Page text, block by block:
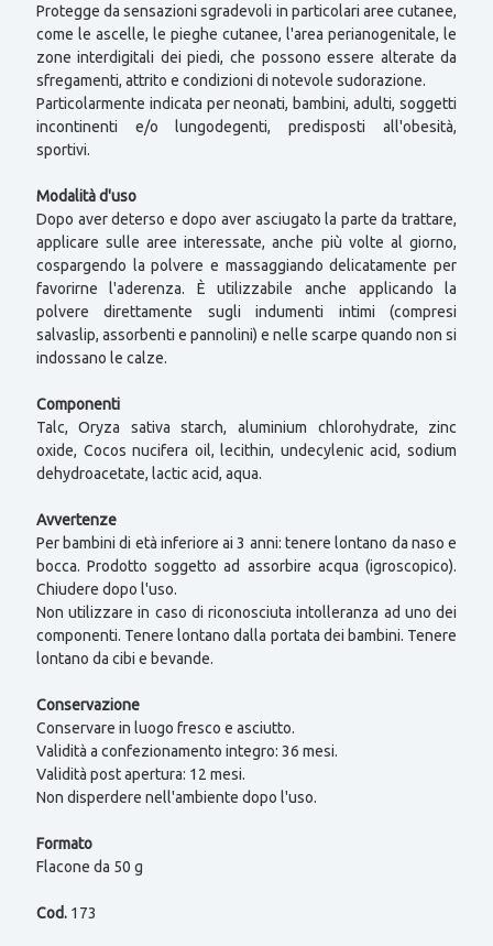
Protegge da sensazioni sgradevoli in particolari aree cutanee,
come le ascelle, le pieghe cutanee, l'area perianogenitale, le
zone interdigitali dei piedi, che possono essere alterate da
sfregamenti, attrito e condizioni di notevole sudorazione.
Particolarmente indicata per neonati, bambini, adulti, soggetti
incontinenti e/o lungodegenti, predisposti all'obesità,
sportivi.
Modalità d'uso
Dopo aver deterso e dopo aver asciugato la parte da trattare,
applicare sulle aree interessate, anche più volte al giorno,
cospargendo la polvere e massaggiando delicatamente per
favorirne l'aderenza. È utilizzabile anche applicando la
polvere direttamente sugli indumenti intimi (compresi
salvaslip, assorbenti e pannolini) e nelle scarpe quando non si
indossano le calze.
Componenti
Talc, Oryza sativa starch, aluminium chlorohydrate, zinc
oxide, Cocos nucifera oil, lecithin, undecylenic acid, sodium
dehydroacetate, lactic acid, aqua.
Avvertenze
Per bambini di età inferiore ai 3 anni: tenere lontano da naso e
bocca. Prodotto soggetto ad assorbire acqua (igroscopico).
Chiudere dopo l'uso.
Non utilizzare in caso di riconosciuta intolleranza ad uno dei
componenti. Tenere lontano dalla portata dei bambini. Tenere
lontano da cibi e bevande.
Conservazione
Conservare in luogo fresco e asciutto.
Validità a confezionamento integro: 36 mesi.
Validità post apertura: 12 mesi.
Non disperdere nell'ambiente dopo l'uso.
Formato
Flacone da 50 g
Cod.173